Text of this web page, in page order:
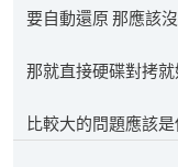
要自動還原 那應該
那就直接硬碟對拷就
比較大的問題應該